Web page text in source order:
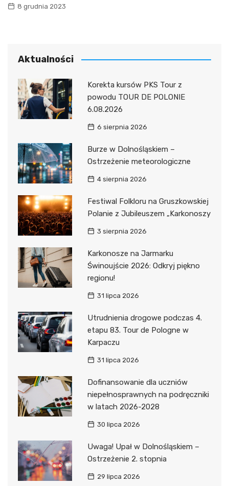
8 grudnia 2023
Aktualności
Korekta kursów PKS Tour z
powodu TOUR DE POLONIE
6.08.2026
6 sierpnia 2026
Burze w Dolnośląskiem –
Ostrzeżenie meteorologiczne
4 sierpnia 2026
Festiwal Folkloru na Gruszkowskiej
Polanie z Jubileuszem „Karkonoszy
3 sierpnia 2026
Karkonosze na Jarmarku
Świnoujście 2026: Odkryj piękno
regionu!
31 lipca 2026
Utrudnienia drogowe podczas 4.
etapu 83. Tour de Pologne w
Karpaczu
31 lipca 2026
Dofinansowanie dla uczniów
niepełnosprawnych na podręczniki
w latach 2026-2028
30 lipca 2026
Uwaga! Upał w Dolnośląskiem –
Ostrzeżenie 2. stopnia
29 lipca 2026